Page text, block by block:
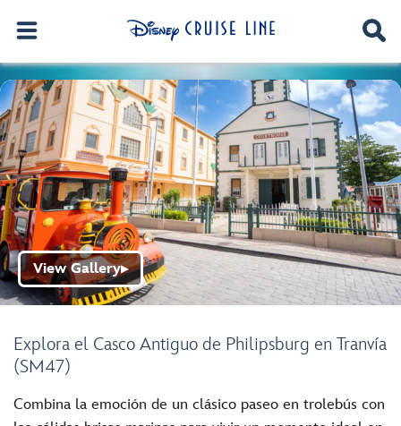
Explora el Casco Antiguo de Philipsburg en Tranvía
(SM47)
View Gallery▶
Combina la emoción de un clásico paseo en trolebús con